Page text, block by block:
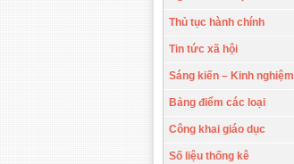
Thủ tục hành chính
Tin tức xã hội
Sáng kiến – Kinh nghiệm
Bảng điểm các loại
Công khai giáo dục
Số liệu thống kê